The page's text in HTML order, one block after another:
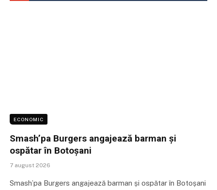
ECONOMIC
Smash’pa Burgers angajează barman și
ospătar în Botoșani
7 august 2026
Smash’pa Burgers angajează barman și ospătar în Botoșani